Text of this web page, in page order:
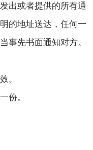
出或者提供的所有通
的地址送达，任何一
事先书面通知对方。
。
份。